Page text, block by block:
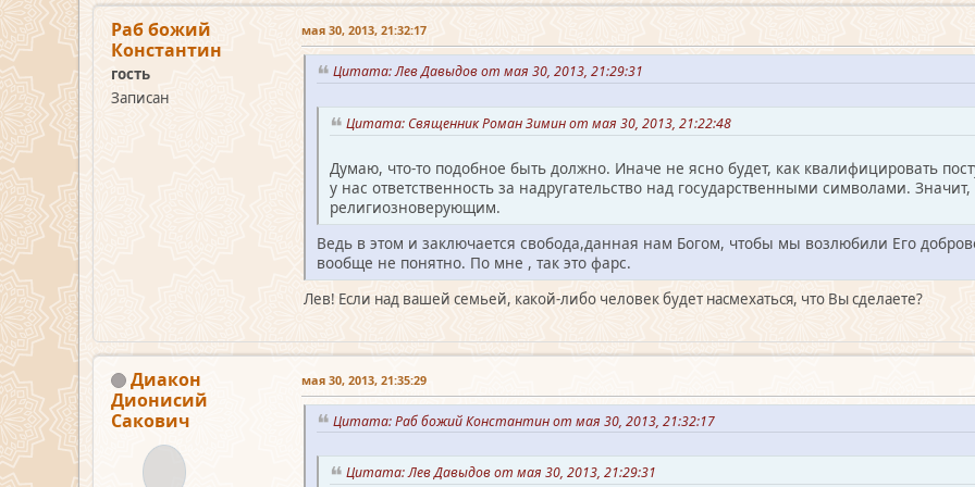
Раб божий
Константин
гость
Записан
мая 30, 2013, 21:32:17
Цитата: Лев Давыдов от мая 30, 2013, 21:29:31
Цитата: Священник Роман Зимин от мая 30, 2013, 21:22:48
Думаю, что-то подобное быть должно. Иначе не ясно будет, как квалифицировать
у нас ответственность за надругательство над государственными символами.
религиозноверующим.
Ведь в этом и заключается свобода,данная нам Богом, чтобы мы возлюбили Его
вообще не понятно. По мне , так это фарс.
Лев! Если над вашей семьей, какой-либо человек будет насмехаться, что Вы сделаете?
Диакон
Дионисий
Сакович
мая 30, 2013, 21:35:29
Цитата: Раб божий Константин от мая 30, 2013, 21:32:17
Цитата: Лев Давыдов от мая 30, 2013, 21:29:31